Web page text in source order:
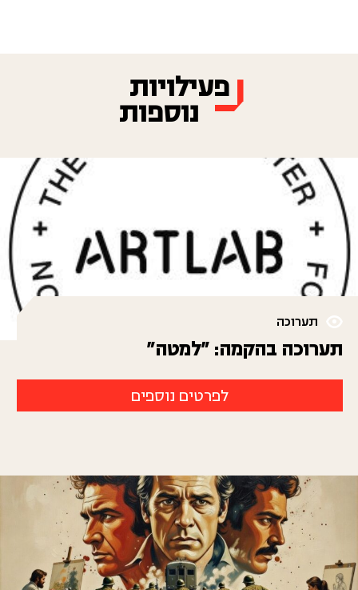
פעילויות
נוספות
תערוכה
תערוכה בהקמה: "למטה"
לפרטים נוספים